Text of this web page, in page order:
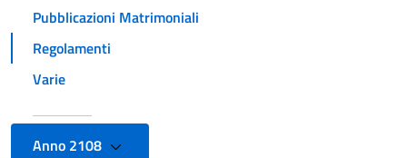
Pubblicazioni Matrimoniali
Regolamenti
Varie
Anno 2108